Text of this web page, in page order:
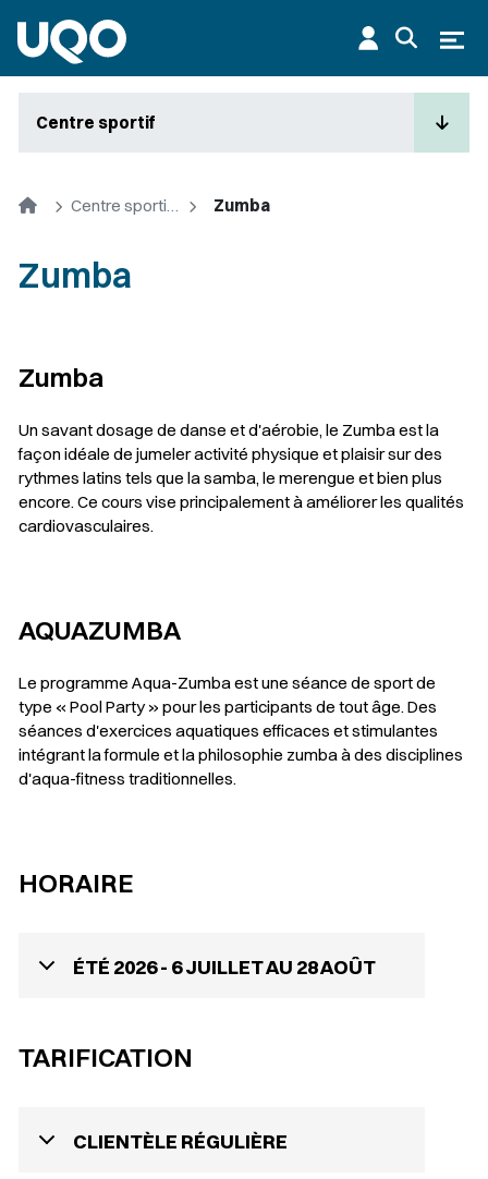
Centre sportif
Accueil Centre sportif de l'UQO Zumba
Zumba
Zumba
Un savant dosage de danse et d'aérobie, le Zumba est la
façon idéale de jumeler activité physique et plaisir sur des
rythmes latins tels que la samba, le merengue et bien plus
encore. Ce cours vise principalement à améliorer les qualités
cardiovasculaires.
AQUAZUMBA
Le programme Aqua-Zumba est une séance de sport de
type « Pool Party » pour les participants de tout âge. Des
séances d'exercices aquatiques efficaces et stimulantes
intégrant la formule et la philosophie zumba à des disciplines
d'aqua-fitness traditionnelles.
HORAIRE
ÉTÉ 2026 - 6 JUILLET AU 28 AOÛT
TARIFICATION
CLIENTÈLE RÉGULIÈRE